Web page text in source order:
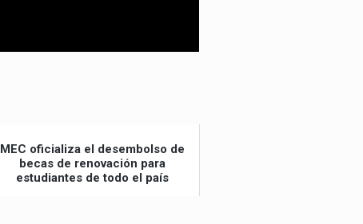
MEC oficializa el desembolso de
becas de renovación para
estudiantes de todo el país